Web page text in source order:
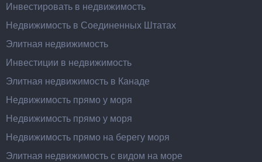
Инвестировать в недвижимость
Недвижимость в Соединенных Штатах
Элитная недвижимость
Инвестиции в недвижимость
Элитная недвижимость в Канаде
Недвижимость прямо у моря
Недвижимость прямо у моря
Недвижимость прямо на берегу моря
Элитная недвижимость с видом на море